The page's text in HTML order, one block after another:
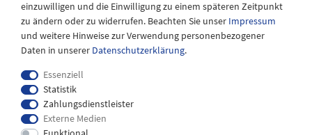
Impressum
einzuwilligen und die Einwilligung zu einem späteren Zeitpunkt
zu ändern oder zu widerrufen. Beachten Sie unser Impressum
und weitere Hinweise zur Verwendung personenbezogener
Daten in unserer Daten­schutz­erklärung.
Essenziell
Statistik
Zahlungsdienstleister
Externe Medien